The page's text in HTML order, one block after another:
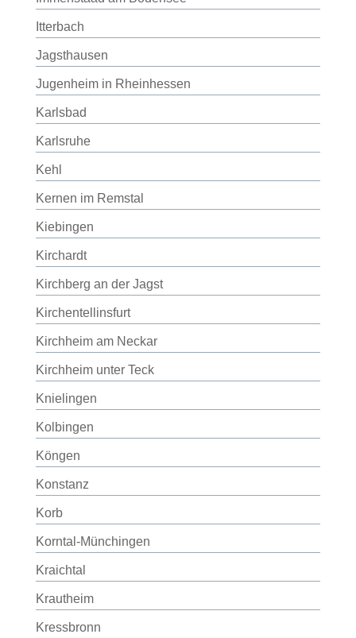
Itterbach
Jagsthausen
Jugenheim in Rheinhessen
Karlsbad
Karlsruhe
Kehl
Kernen im Remstal
Kiebingen
Kirchardt
Kirchberg an der Jagst
Kirchentellinsfurt
Kirchheim am Neckar
Kirchheim unter Teck
Knielingen
Kolbingen
Köngen
Konstanz
Korb
Korntal-Münchingen
Kraichtal
Krautheim
Kressbronn